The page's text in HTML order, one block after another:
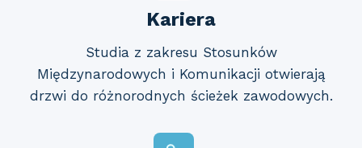
Kariera
Studia z zakresu Stosunków
Międzynarodowych i Komunikacji otwierają
drzwi do różnorodnych ścieżek zawodowych.